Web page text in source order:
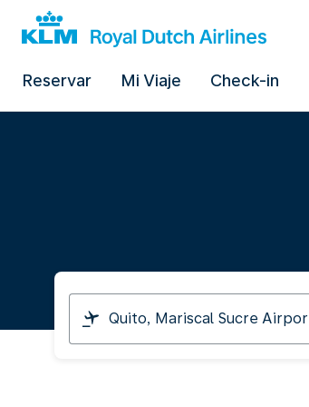
Reservar Mi Viaje Check-in
Viajo
desde